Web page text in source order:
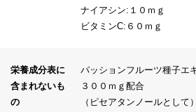
ナイアシン:１０ｍｇ
ビタミンC:６０ｍｇ
栄養成分表に
含まれないも
の
パッションフルーツ種子エ
３００ｍｇ配合
（ピセアタンノールとして